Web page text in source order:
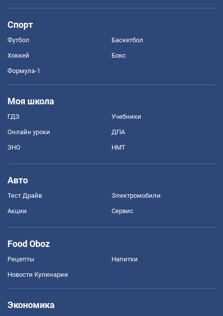
Спорт
Футбол Баскетбол
Хоккей Бокс
Формула-1
Моя школа
ГДЗ Учебники
Онлайн уроки ДПА
ЗНО НМТ
Авто
Тест Драйв Электромобили
Акции Сервис
Food Oboz
Рецепты Напитки
Новости Кулинарии
Экономика